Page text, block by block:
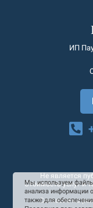
ИП
Не является
Стоимость услуг и
Согласие на
Мы используем
анализа информации
также для